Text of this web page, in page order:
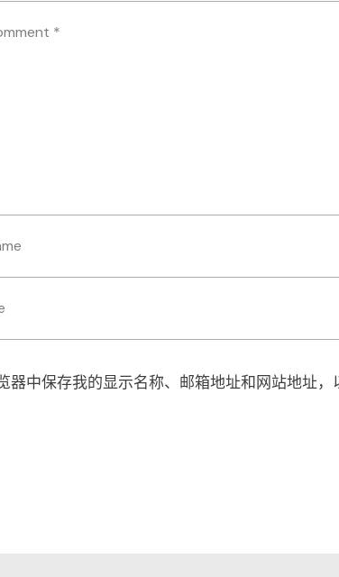
器中保存我的显示名称、邮箱地址和网站地址，